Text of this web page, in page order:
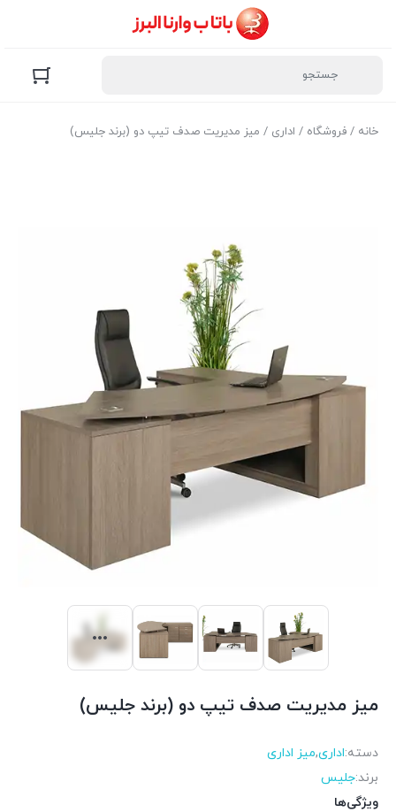
خانه / فروشگاه / اداری / میز مدیریت صدف تیپ دو (برند جلیس)
میز مدیریت صدف تیپ دو (برند جلیس)
دسته:اداری,میز اداری
برند:جلیس
ویژگی‌ها